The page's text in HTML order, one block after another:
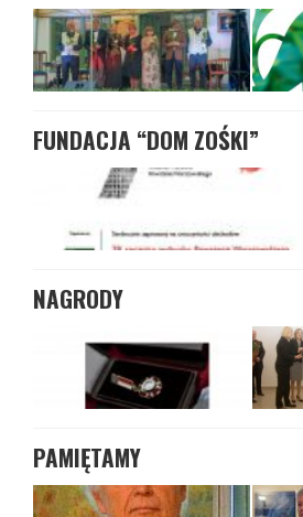
FUNDACJA “DOM ZOŚKI”
NAGRODY
PAMIĘTAMY